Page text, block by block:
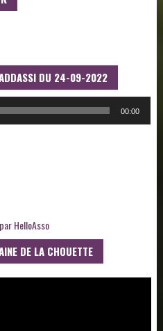
DU 24-09-2022
00:00
HelloAsso
DE LA CHOUETTE